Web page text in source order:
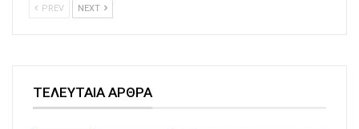
PREV NEXT
ΤΕΛΕΥΤΑΙΑ ΑΡΘΡΑ